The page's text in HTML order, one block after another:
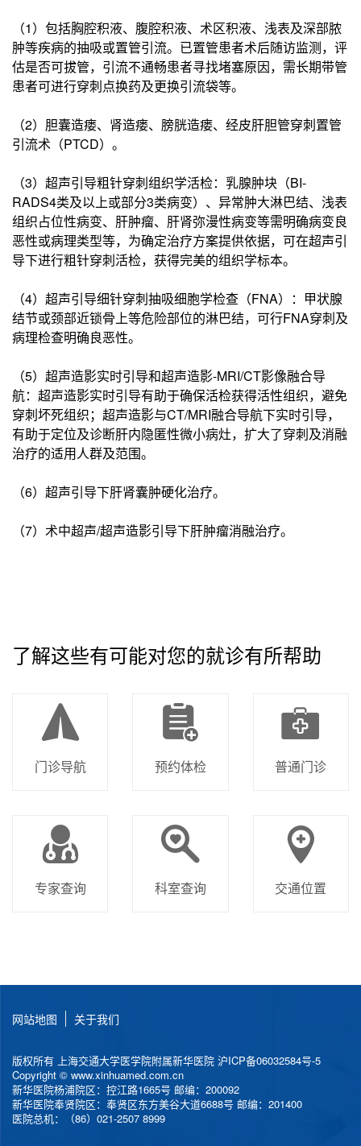
（1）包括胸腔积液、腹腔积液、术区积液、浅表及深部脓
肿等疾病的抽吸或置管引流。已置管患者术后随访监测，评
估是否可拔管，引流不通畅患者寻找堵塞原因，需长期带管
患者可进行穿刺点换药及更换引流袋等。
（2）胆囊造瘘、肾造瘘、膀胱造瘘、经皮肝胆管穿刺置管
引流术（PTCD）。
（3）超声引导粗针穿刺组织学活检：乳腺肿块（BI-
RADS4类及以上或部分3类病变）、异常肿大淋巴结、浅表
组织占位性病变、肝肿瘤、肝肾弥漫性病变等需明确病变良
恶性或病理类型等，为确定治疗方案提供依据，可在超声引
导下进行粗针穿刺活检，获得完美的组织学标本。
（4）超声引导细针穿刺抽吸细胞学检查（FNA）：甲状腺
结节或颈部近锁骨上等危险部位的淋巴结，可行FNA穿刺及
病理检查明确良恶性。
（5）超声造影实时引导和超声造影-MRI/CT影像融合导
航：超声造影实时引导有助于确保活检获得活性组织，避免
穿刺坏死组织；超声造影与CT/MRI融合导航下实时引导，
有助于定位及诊断肝内隐匿性微小病灶，扩大了穿刺及消融
治疗的适用人群及范围。
（6）超声引导下肝肾囊肿硬化治疗。
（7）术中超声/超声造影引导下肝肿瘤消融治疗。
了解这些有可能对您的就诊有所帮助
门诊导航 预约体检 普通门诊
专家查询 科室查询 交通位置
网站地图 关于我们
版权所有 上海交通大学医学院附属新华医院 沪ICP备06032584号-5
Copyright © www.xinhuamed.com.cn
新华医院杨浦院区：控江路1665号 邮编：200092
新华医院奉贤院区：奉贤区东方美谷大道6688号 邮编：201400
医院总机：（86）021-2507 8999